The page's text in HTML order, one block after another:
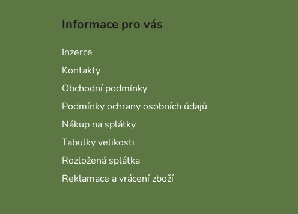
Informace pro vás
Inzerce
Kontakty
Obchodní podmínky
Podmínky ochrany osobních údajů
Nákup na splátky
Tabulky velikosti
Rozložená splátka
Reklamace a vrácení zboží